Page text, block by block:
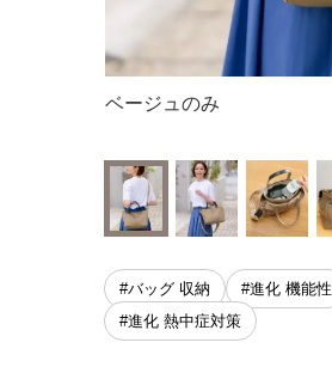
ベージュのみ
#バッグ 収納 #進化 機能性
#進化 熱中症対策